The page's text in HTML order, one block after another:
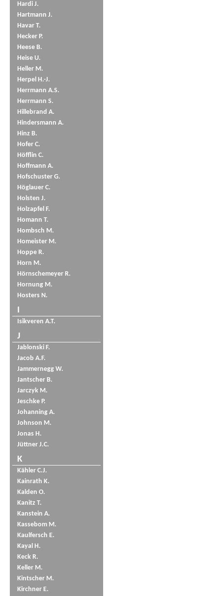
Hardi J.
Hartmann J.
Havar T.
Hecker P.
Heese B.
Heise U.
Heller M.
Herpel H.-J.
Herrmann A.S.
Herrmann S.
Hillebrand A.
Hindersmann A.
Hinz B.
Hofer C.
Höfflin C.
Hoffmann A.
Hofschuster G.
Höglauer C.
Holsten J.
Holzapfel F.
Homann T.
Hombsch M.
Homeister M.
Hoppe R.
Horn M.
Hörnschemeyer R.
Hornung M.
Hosters N.
I
Isikveren A.T.
J
Jablonski F.
Jacob A.F.
Jammernegg W.
Jantscher B.
Jarczyk M.
Jeschke P.
Johanning A.
Johnson M.
Jonas H.
Jüttner J.C.
K
Kähler C.J.
Kainrath K.
Kalden O.
Kanitz T.
Kanstein A.
Kassebom M.
Kaulfersch E.
Kayal H.
Keck R.
Keller M.
Kintscher M.
Kirchner E.